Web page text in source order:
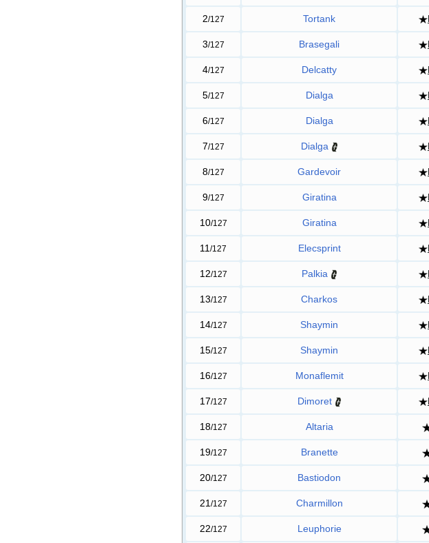
2/127 Tortank
3/127 Brasegali
4/127 Delcatty
5/127 Dialga
6/127 Dialga
7/127 Dialga
8/127 Gardevoir
9/127 Giratina
10/127 Giratina
11 /127 Elecsprint
12/127 Palkia
13/127 Charkos
14/127 Shaymin
15/127 Shaymin
16/127 Monaflemit
17/127 Dimoret
18/127 Altaria
19/127 Branette
20/127 Bastiodon
21 /127 Charmillon
22/127 Leuphorie